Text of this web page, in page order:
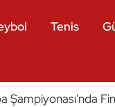
Tenis
Şampiyonası'nda